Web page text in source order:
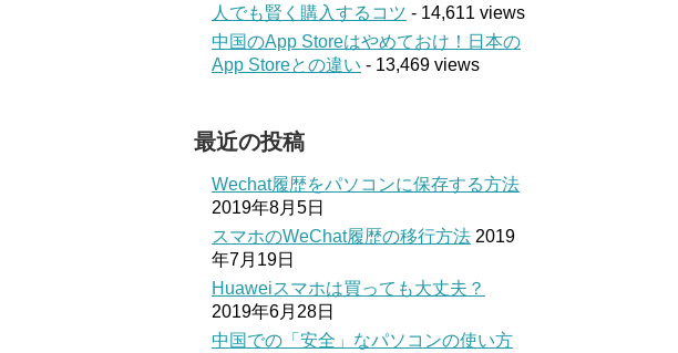
人でも賢く購入するコツ - 14,611 views
中国のApp Storeはやめておけ！日本の
App Storeとの違い - 13,469 views
最近の投稿
Wechat履歴をパソコンに保存する方法
2019年8月5日
スマホのWeChat履歴の移行方法 2019
年7月19日
Huaweiスマホは買っても大丈夫？
2019年6月28日
中国での「安全」なパソコンの使い方